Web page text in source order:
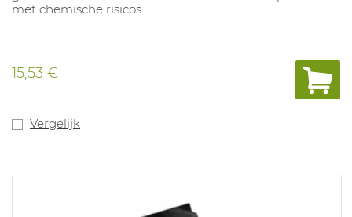
met chemische risicos.
15,53 €
Vergelijk